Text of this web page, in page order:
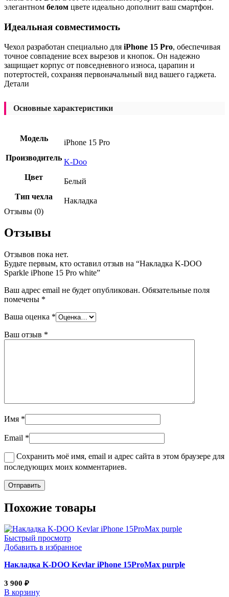
элегантном белом цвете идеально дополнит ваш смартфон.
Идеальная совместимость
Чехол разработан специально для iPhone 15 Pro, обеспечивая
точное совпадение всех вырезов и кнопок. Он надежно
защищает корпус от повседневного износа, царапин и
потертостей, сохраняя первоначальный вид вашего гаджета.
Детали
Основные характеристики
Модель
iPhone 15 Pro
Производитель K-Doo
Цвет
Белый
Тип чехла
Накладка
Отзывы (0)
Отзывы
Отзывов пока нет.
Будьте первым, кто оставил отзыв на “Накладка K-DOO
Sparkle iPhone 15 Pro white”
Ваш адрес email не будет опубликован. Обязательные поля
помечены *
Ваша оценка *
Ваш отзыв *
Имя *
Email *
Сохранить моё имя, email и адрес сайта в этом браузере для
последующих моих комментариев.
Похожие товары
Быстрый просмотр
Добавить в избранное
Накладка K-DOO Kevlar iPhone 15ProMax purple
3 900 ₽
В корзину